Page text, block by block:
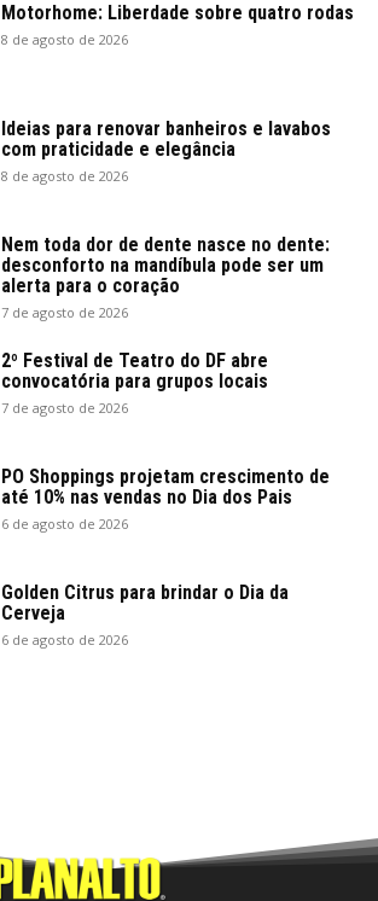
Motorhome: Liberdade sobre quatro rodas
8 de agosto de 2026
Ideias para renovar banheiros e lavabos
com praticidade e elegância
8 de agosto de 2026
Nem toda dor de dente nasce no dente:
desconforto na mandíbula pode ser um
alerta para o coração
7 de agosto de 2026
2º Festival de Teatro do DF abre
convocatória para grupos locais
7 de agosto de 2026
PO Shoppings projetam crescimento de
até 10% nas vendas no Dia dos Pais
6 de agosto de 2026
Golden Citrus para brindar o Dia da
Cerveja
6 de agosto de 2026